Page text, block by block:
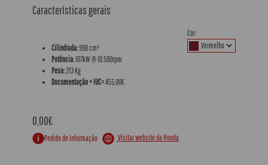
Características gerais
Cilindrada:998 cm³
Potência:107kW @ 10.500rpm
Peso:213 Kg
Documentação + IUC=455,00€
Cor:
0,00€
Pedido de Informação Visitar website da Honda